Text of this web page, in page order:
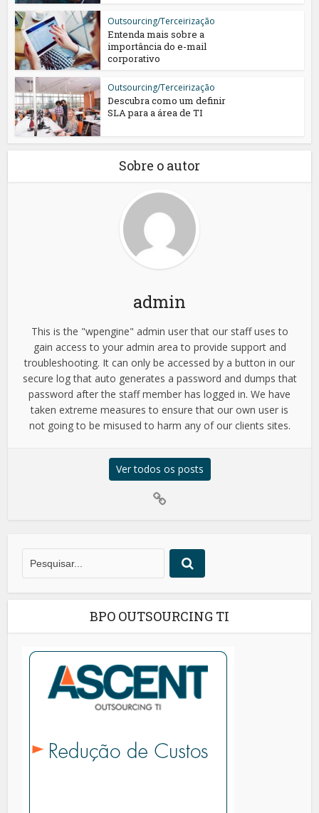
Outsourcing/Terceirização
Entenda mais sobre a
importância do e-mail
corporativo
Outsourcing/Terceirização
Descubra como um definir
SLA para a área de TI
Sobre o autor
admin
This is the "wpengine" admin user that our staff uses to
gain access to your admin area to provide support and
troubleshooting. It can only be accessed by a button in our
secure log that auto generates a password and dumps that
password after the staff member has logged in. We have
taken extreme measures to ensure that our own user is
not going to be misused to harm any of our clients sites.
Ver todos os posts
BPO OUTSOURCING TI